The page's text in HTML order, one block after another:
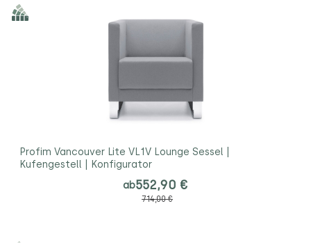
Profim Vancouver Lite VL1V Lounge Sessel |
Kufengestell | Konfigurator
ab552,90 €
714,00 €